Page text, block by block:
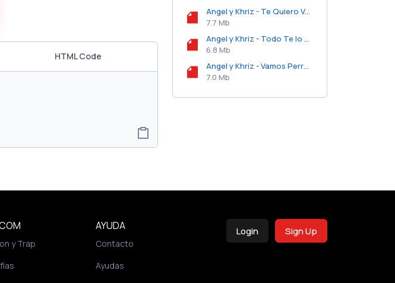
HTML Code
Angel y Khriz - Te Quiero Ver Hoy.mp3
7.7 Mb
Angel y Khriz - Todo Te lo Di (Angel).mp3
6.8 Mb
Angel y Khriz - Vamos Perros.mp3
7.0 Mb
y Trap
AYUDA
Contacto
Ayudas
Login Sign Up